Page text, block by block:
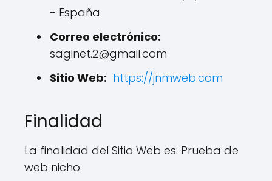
- España.
Correo electrónico:
saginet.2@gmail.com
Sitio Web: https://jnmweb.com
Finalidad
La finalidad del Sitio Web es: Prueba de
web nicho.